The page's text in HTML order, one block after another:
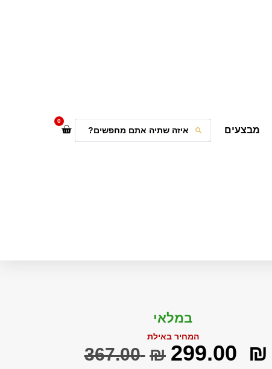
מבצעים
0
במלאי
המחיר באילת
‎367.00 ₪ ‎299.00 ₪